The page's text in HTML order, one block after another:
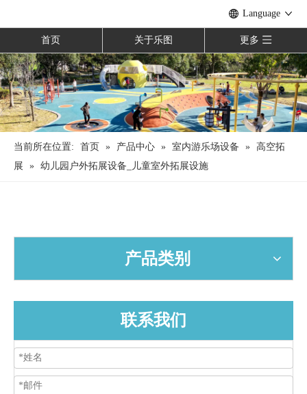
Language
首页 关于乐图 更多
当前所在位置: 首页 » 产品中心 » 室内游乐场设备 » 高空拓
展
» 幼儿园户外拓展设备_儿童室外拓展设施
产品类别
联系我们